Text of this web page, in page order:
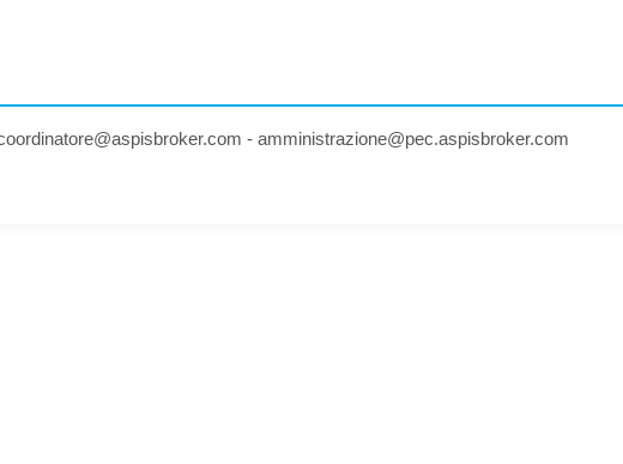
-amministrazione@pec.aspisbroker.com